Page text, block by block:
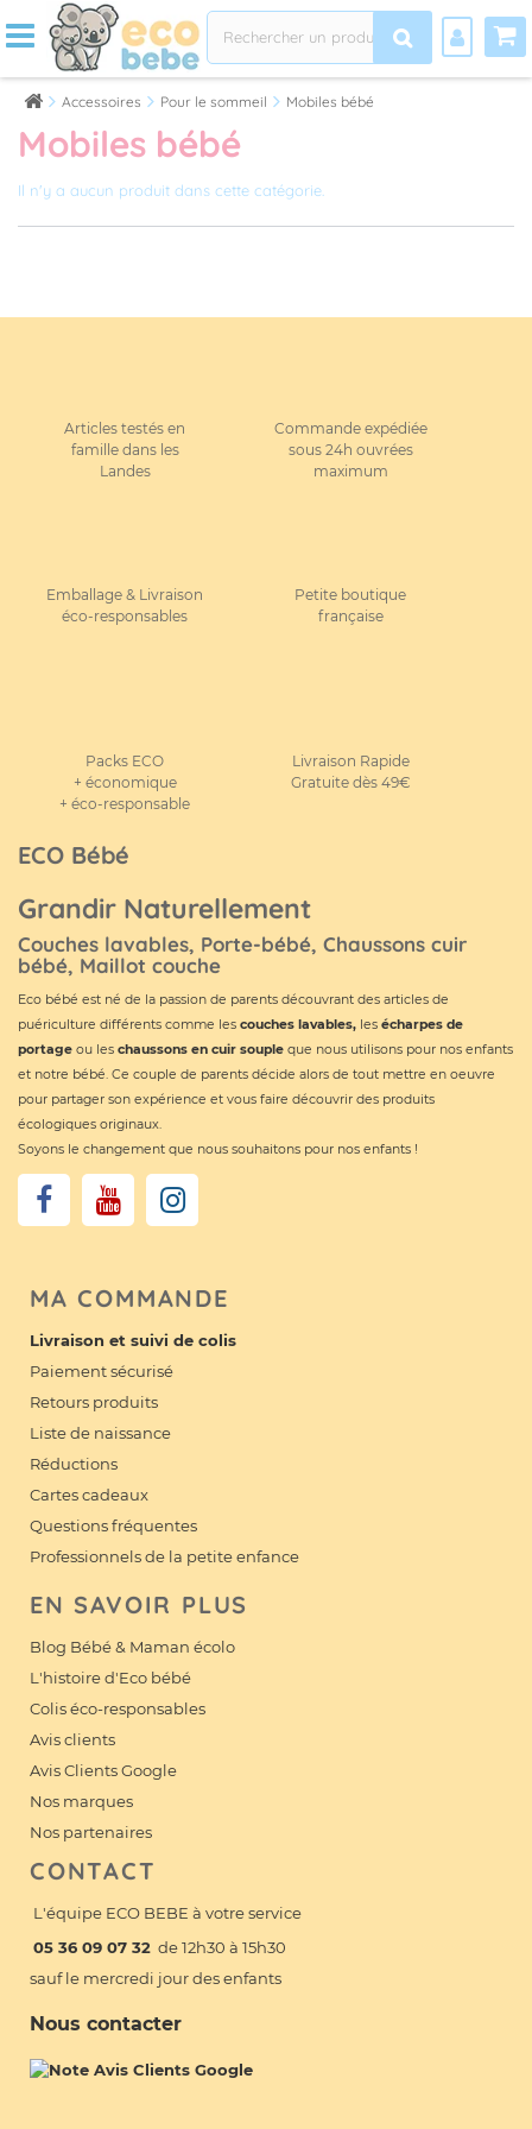
Accessoires Pour le sommeil Mobiles bébé
Mobiles bébé
Il n'y a aucun produit dans cette catégorie.
Articles testés en
famille dans les
Landes
Commande expédiée
sous 24h ouvrées
maximum
Emballage & Livraison
éco-responsables
Petite boutique
française
Packs ECO
+ économique
+ éco-responsable
Livraison Rapide
Gratuite dès 49€
ECO Bébé
Grandir Naturellement
Couches lavables, Porte-bébé, Chaussons cuir
bébé, Maillot couche
Eco bébé est né de la passion de parents découvrant des articles de
puériculture différents comme les couches lavables, les écharpes de
portage ou les chaussons en cuir souple que nous utilisons pour nos enfants
et notre bébé. Ce couple de parents décide alors de tout mettre en oeuvre
pour partager son expérience et vous faire découvrir des produits
écologiques originaux.
Soyons le changement que nous souhaitons pour nos enfants !
MA COMMANDE
Livraison et suivi de colis
Paiement sécurisé
Retours produits
Liste de naissance
Réductions
Cartes cadeaux
Questions fréquentes
Professionnels de la petite enfance
EN SAVOIR PLUS
Blog Bébé & Maman écolo
L'histoire d'Eco bébé
Colis éco-responsables
Avis clients
Avis Clients Google
Nos marques
Nos partenaires
CONTACT
L'équipe ECO BEBE à votre service
05 36 09 07 32 de 12h30 à 15h30
sauf le mercredi jour des enfants
Nous contacter